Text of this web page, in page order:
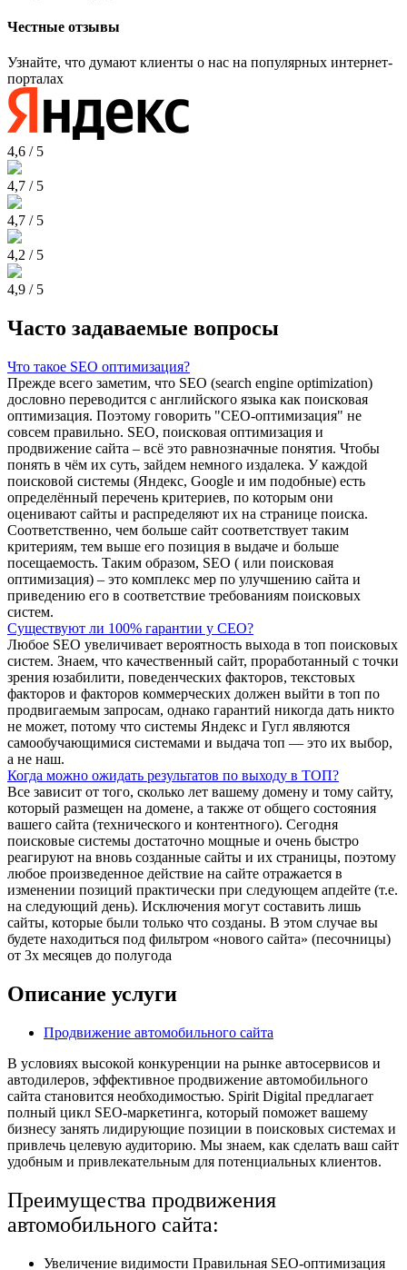
Честные отзывы
Узнайте, что думают клиенты о нас на популярных интернет-
порталах
4,6 / 5
4,7 / 5
4,7 / 5
4,2 / 5
4,9 / 5
Часто задаваемые вопросы
Что такое SEO оптимизация?
Прежде всего заметим, что SEO (search engine optimization)
дословно переводится с английского языка как поисковая
оптимизация. Поэтому говорить "СЕО-оптимизация" не
совсем правильно. SEO, поисковая оптимизация и
продвижение сайта – всё это равнозначные понятия. Чтобы
понять в чём их суть, зайдем немного издалека. У каждой
поисковой системы (Яндекс, Google и им подобные) есть
определённый перечень критериев, по которым они
оценивают сайты и распределяют их на странице поиска.
Соответственно, чем больше сайт соответствует таким
критериям, тем выше его позиция в выдаче и больше
посещаемость. Таким образом, SEO ( или поисковая
оптимизация) – это комплекс мер по улучшению сайта и
приведению его в соответствие требованиям поисковых
систем.
Существуют ли 100% гарантии у СЕО?
Любое SEO увеличивает вероятность выхода в топ поисковых
систем. Знаем, что качественный сайт, проработанный с точки
зрения юзабилити, поведенческих факторов, текстовых
факторов и факторов коммерческих должен выйти в топ по
продвигаемым запросам, однако гарантий никогда дать никто
не может, потому что системы Яндекс и Гугл являются
самообучающимися системами и выдача топ — это их выбор,
а не наш.
Когда можно ожидать результатов по выходу в ТОП?
Все зависит от того, сколько лет вашему домену и тому сайту,
который размещен на домене, а также от общего состояния
вашего сайта (технического и контентного). Сегодня
поисковые системы достаточно мощные и очень быстро
реагируют на вновь созданные сайты и их страницы, поэтому
любое произведенное действие на сайте отражается в
изменении позиций практически при следующем апдейте (т.е.
на следующий день). Исключения могут составить лишь
сайты, которые были только что созданы. В этом случае вы
будете находиться под фильтром «нового сайта» (песочницы)
от 3х месяцев до полугода
Описание услуги
Продвижение автомобильного сайта
В условиях высокой конкуренции на рынке автосервисов и
автодилеров, эффективное продвижение автомобильного
сайта становится необходимостью. Spirit Digital предлагает
полный цикл SEO-маркетинга, который поможет вашему
бизнесу занять лидирующие позиции в поисковых системах и
привлечь целевую аудиторию. Мы знаем, как сделать ваш сайт
удобным и привлекательным для потенциальных клиентов.
Преимущества продвижения
автомобильного сайта:
Увеличение видимости Правильная SEO-оптимизация